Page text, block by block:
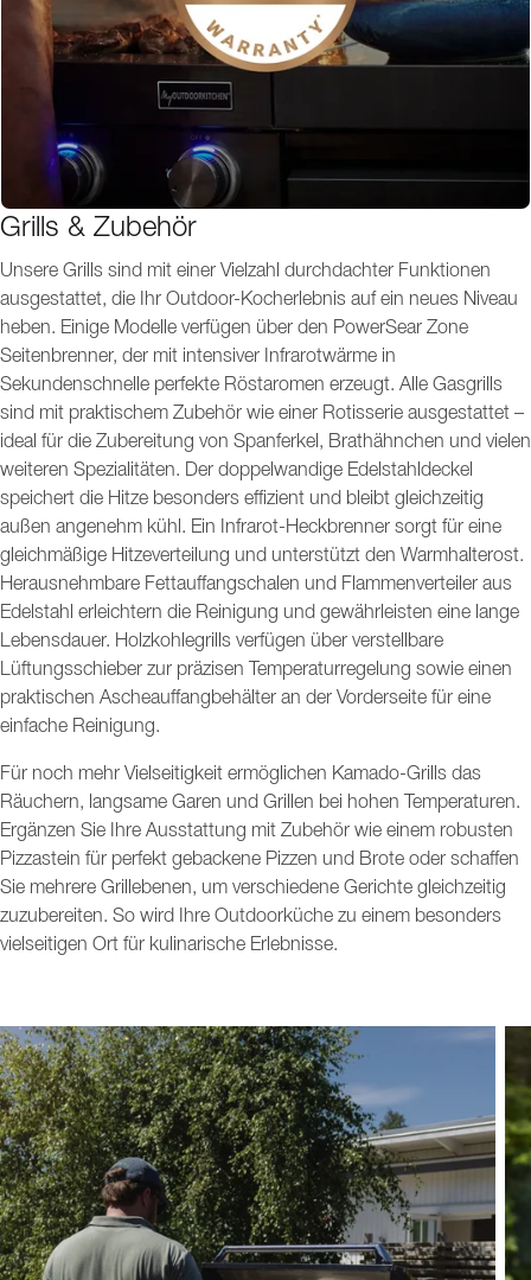
Grills & Zubehör
Unsere Grills sind mit einer Vielzahl durchdachter Funktionen
ausgestattet, die Ihr Outdoor-Kocherlebnis auf ein neues Niveau
heben. Einige Modelle verfügen über den PowerSear Zone
Seitenbrenner, der mit intensiver Infrarotwärme in
Sekundenschnelle perfekte Röstaromen erzeugt. Alle Gasgrills
sind mit praktischem Zubehör wie einer Rotisserie ausgestattet –
ideal für die Zubereitung von Spanferkel, Brathähnchen und vielen
weiteren Spezialitäten. Der doppelwandige Edelstahldeckel
speichert die Hitze besonders effizient und bleibt gleichzeitig
außen angenehm kühl. Ein Infrarot-Heckbrenner sorgt für eine
gleichmäßige Hitzeverteilung und unterstützt den Warmhalterost.
Herausnehmbare Fettauffangschalen und Flammenverteiler aus
Edelstahl erleichtern die Reinigung und gewährleisten eine lange
Lebensdauer. Holzkohlegrills verfügen über verstellbare
Lüftungsschieber zur präzisen Temperaturregelung sowie einen
praktischen Ascheauffangbehälter an der Vorderseite für eine
einfache Reinigung.
Für noch mehr Vielseitigkeit ermöglichen Kamado-Grills das
Räuchern, langsame Garen und Grillen bei hohen Temperaturen.
Ergänzen Sie Ihre Ausstattung mit Zubehör wie einem robusten
Pizzastein für perfekt gebackene Pizzen und Brote oder schaffen
Sie mehrere Grillebenen, um verschiedene Gerichte gleichzeitig
zuzubereiten. So wird Ihre Outdoorküche zu einem besonders
vielseitigen Ort für kulinarische Erlebnisse.